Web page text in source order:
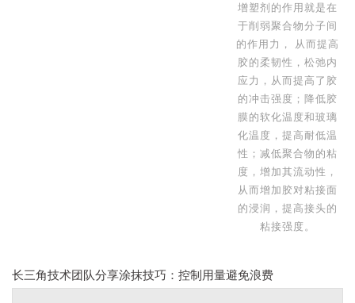
增塑剂的作用就是在
于削弱聚合物分子间
的作用力， 从而提高
胶的柔韧性，松弛内
应力，从而提高了胶
的冲击强度；降低胶
膜的软化温度和玻璃
化温度，提高耐低温
性；减低聚合物的粘
度，增加其流动性，
从而增加胶对粘接面
的浸润，提高接头的
粘接强度。
长三角技术团队分享涂抹技巧：控制用量避免浪费